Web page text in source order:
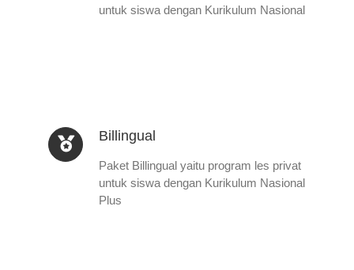
untuk siswa dengan Kurikulum Nasional
Billingual
Paket Billingual yaitu program les privat
untuk siswa dengan Kurikulum Nasional
Plus